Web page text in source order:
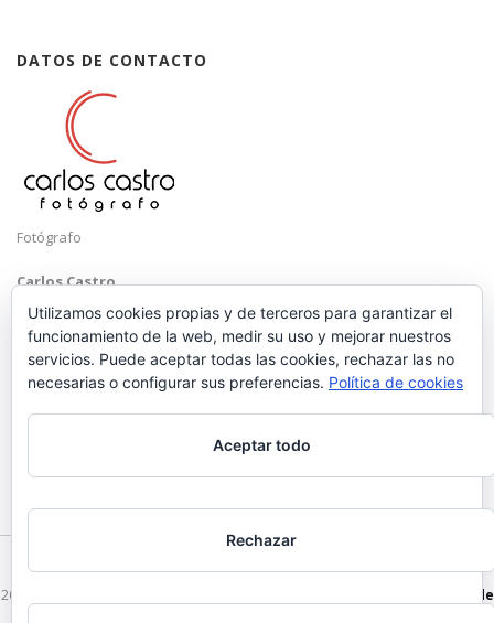
DATOS DE CONTACTO
Fotógrafo
Carlos Castro
Málaga
Mobile: +34 652 83 71 98
hola@carloscastrofotografo.com
2026 © Carlos Castro Fotógrafo - hola@carloscastrofotografo.com -
Vídeo de
Utilizamos cookies propias y de terceros para garantizar el
funcionamiento de la web, medir su uso y mejorar nuestros
servicios. Puede aceptar todas las cookies, rechazar las no
necesarias o configurar sus preferencias. Política de cookies
Aceptar todo
Rechazar